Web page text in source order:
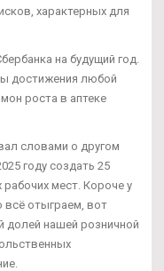
характерных для
на будущий год.
достижения любой
роста в аптеке
словами о другом
году создать 25
мест. Короче у
всё отыграем, вот
долей нашей розничной